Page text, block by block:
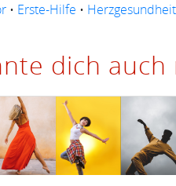
• Erste-Hilfe • Herzgesundheit
dich